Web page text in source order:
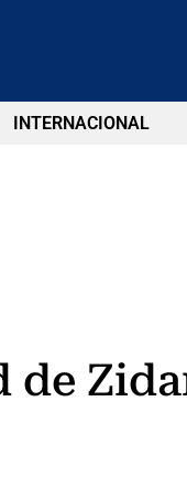
INTERNACIONAL